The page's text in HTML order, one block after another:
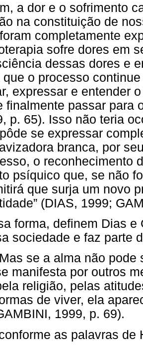
a dor e o sofrimento
na constituição de
completamente
sofre dores em
dessas dores e
que o processo
expressar e entender
finalmente passar para
p. 65). Isso não teria
se expressar
branca, por
o reconhecimento
psíquico que, se não
que surja um novo
(DIAS, 1999;
forma, definem Dias
sociedade e faz parte
se a alma não
manifesta por outros
religião, pelas
de viver, ela
1999, p. 69).
as palavras de